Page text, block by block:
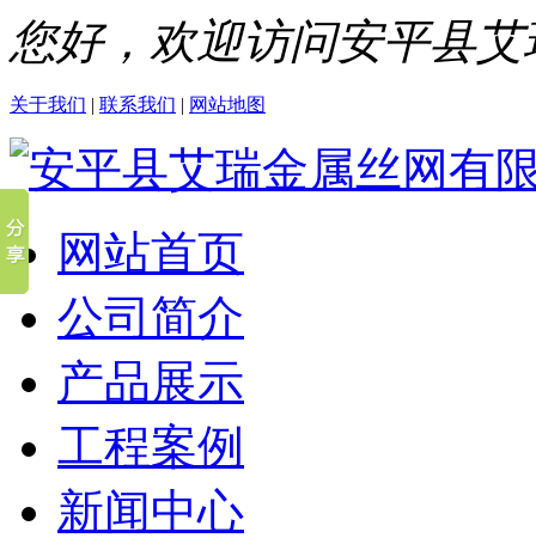
您好，欢迎访问安平县
关于我们 | 联系我们 | 网站地图
网站首页
公司简介
产品展示
工程案例
新闻中心